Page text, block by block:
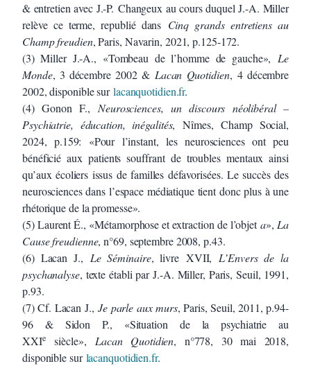
& entretien avec J.-P. Changeux au cours duquel J.-A. Miller
relève ce terme, republié dans Cinq grands entretiens au
Champ freudien, Paris, Navarin, 2021, p.125-172.
(3) Miller J.-A., «Tombeau de l’homme de gauche»,Le
Monde, 3 décembre 2002 & Lacan Quotidien, 4 décembre
2002, disponible surlacanquotidien.fr.
(4) Gonon F.,Neurosciences, un discours néolibéral –
Psychiatrie, éducation, inégalités, Nîmes, Champ Social,
2024, p.159: «Pour l’instant, les neurosciences ont peu
bénéficié aux patients souffrant de troubles mentaux ainsi
qu’aux écoliers issus de familles défavorisées. Le succès des
neurosciences dans l’espace médiatique tient donc plus à une
rhétorique de la promesse».
(5) Laurent É., «Métamorphose et extraction de l’objeta»,La
Cause freudienne, n°69, septembre 2008, p.43.
(6) Lacan J., Le Séminaire, livre XVII,L’Envers de la
psychanalyse, texte établi par J.-A. Miller, Paris, Seuil, 1991,
p.93.
(7) Cf. Lacan J.,Je parle aux murs, Paris, Seuil, 2011, p.94-
96 & Sidon P., «Situation de la psychiatrie au
XXIesiècle»,Lacan Quotidien, n°778, 30 mai 2018,
disponible surlacanquotidien.fr.